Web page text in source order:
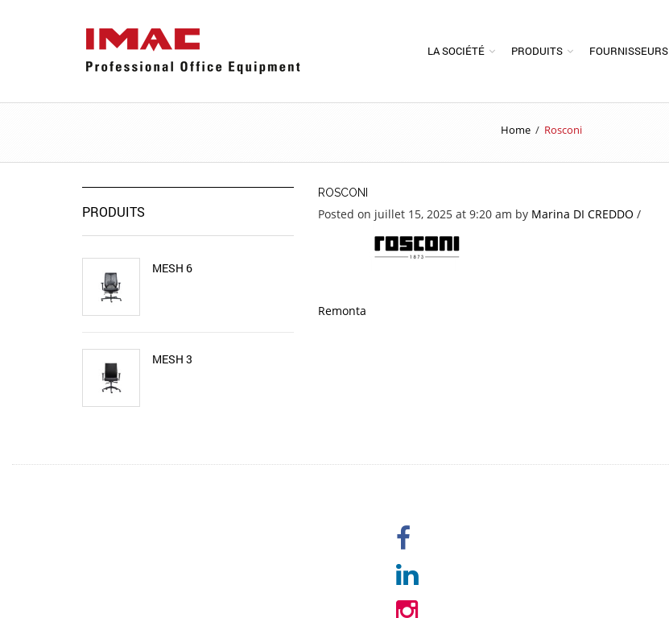
LA SOCIÉTÉ PRODUITS FOURNISSEURS
Home / Rosconi
ROSCONI
Posted on juillet 15, 2025 at 9:20 am by Marina DI CREDDO /
Remonta
PRODUITS
MESH 6
MESH 3